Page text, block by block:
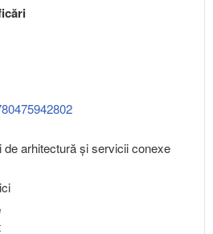
de arhitectură şi servicii conexe